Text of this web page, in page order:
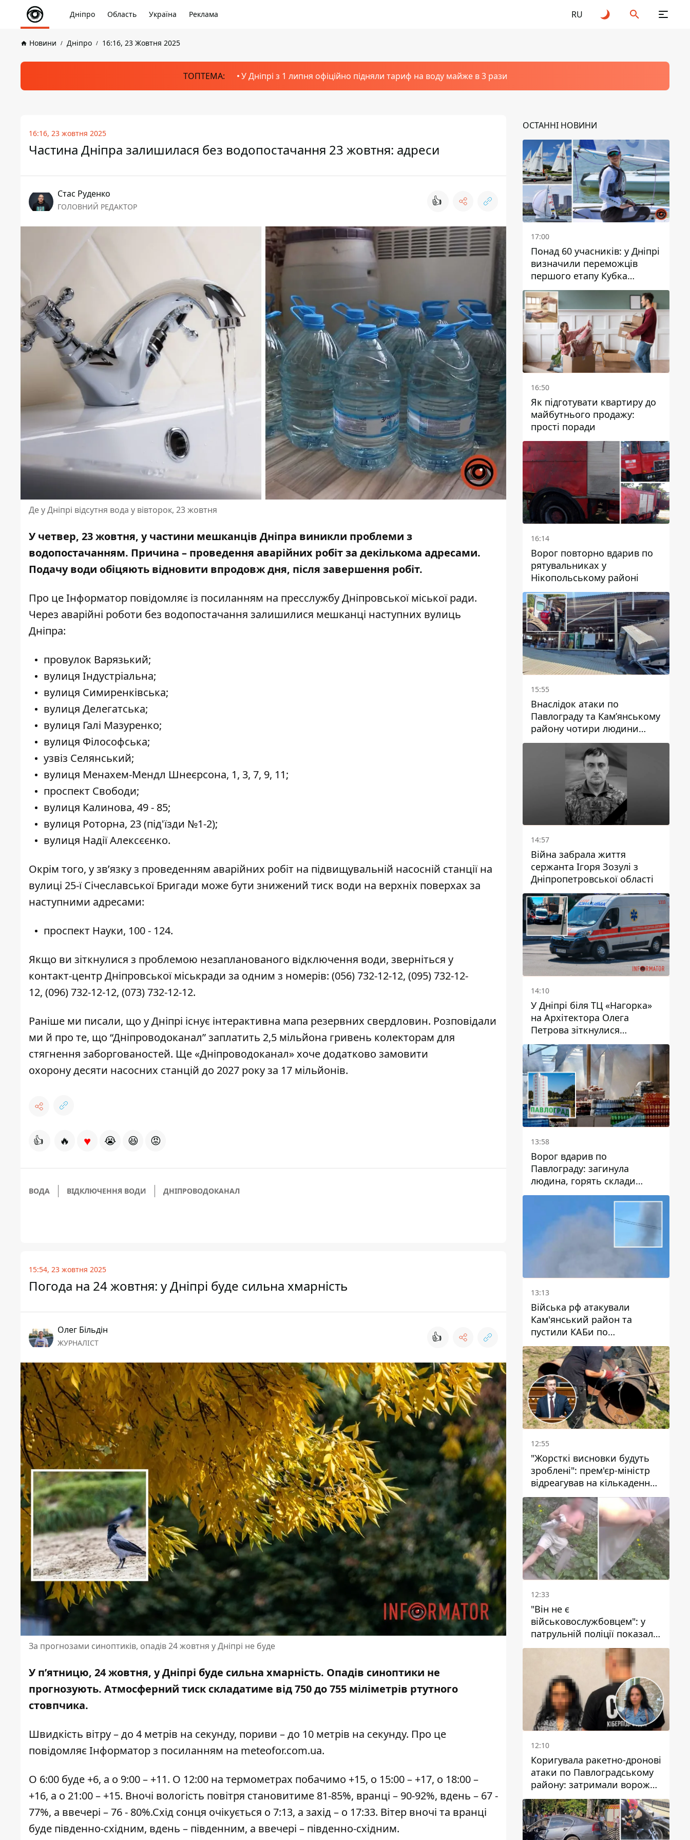
Дніпро Область Україна Реклама RU
Новини Дніпро 16:16, 23 Жовтня 2025
ТОПТЕМА: У Дніпрі з 1 липня офіційно підняли тариф на воду майже в 3 рази
16:16, 23 жовтня 2025
Частина Дніпра залишилася без водопостачання 23 жовтня: адреси
Стас Руденко
ГОЛОВНИЙ РЕДАКТОР 👍
Де у Дніпрі відсутня вода у вівторок, 23 жовтня
У четвер, 23 жовтня, у частини мешканців Дніпра виникли проблеми з
водопостачанням. Причина – проведення аварійних робіт за декількома адресами.
Подачу води обіцяють відновити впродовж дня, після завершення робіт.
Про це Інформатор повідомляє із посиланням на пресслужбу Дніпровської міської ради.
Через аварійні роботи без водопостачання залишилися мешканці наступних вулиць
Дніпра:
провулок Варязький;
вулиця Індустріальна;
вулиця Симиренківська;
вулиця Делегатська;
вулиця Галі Мазуренко;
вулиця Філософська;
узвіз Селянський;
вулиця Менахем-Мендл Шнеєрсона, 1, 3, 7, 9, 11;
проспект Свободи;
вулиця Калинова, 49 - 85;
вулиця Роторна, 23 (під'їзди №1-2);
вулиця Надії Алексєєнко.
Окрім того, у зв’язку з проведенням аварійних робіт на підвищувальній насосній станції на
вулиці 25-ї Січеславської Бригади може бути знижений тиск води на верхніх поверхах за
наступними адресами:
проспект Науки, 100 - 124.
Якщо ви зіткнулися з проблемою незапланованого відключення води, зверніться у
контакт-центр Дніпровської міськради за одним з номерів: (056) 732-12-12, (095) 732-12-
12, (096) 732-12-12, (073) 732-12-12.
Раніше ми писали, що у Дніпрі існує інтерактивна мапа резервних свердловин. Розповідали
ми й про те, що “Дніпроводоканал”заплатить 2,5 мільйона гривень колекторам для
стягнення заборгованостей. Ще «Дніпроводоканал»хоче додатково замовити
охоронудесяти насосних станцій до 2027 року за 17 мільйонів.
👍 🔥 ♥ 😭 😆 😡
ВОДА ВІДКЛЮЧЕННЯ ВОДИ ДНІПРОВОДОКАНАЛ
15:54, 23 жовтня 2025
Погода на 24 жовтня: у Дніпрі буде сильна хмарність
Олег Більдін
ЖУРНАЛІСТ 👍
За прогнозами синоптиків, опадів 24 жовтня у Дніпрі не буде
У п’ятницю, 24 жовтня, у Дніпрі буде сильна хмарність. Опадів синоптики не
прогнозують. Атмосферний тиск складатиме від 750 до 755 міліметрів ртутного
стовпчика.
Швидкість вітру – до 4 метрів на секунду, пориви – до 10 метрів на секунду. Про це
повідомляє Інформатор з посиланням на meteofor.com.ua.
О 6:00 буде +6, а о 9:00 – +11. О 12:00 на термометрах побачимо +15, о 15:00 – +17, о 18:00 –
+16, а о 21:00 – +15. Вночі вологість повітря становитиме 81-85%, вранці – 90-92%, вдень – 67 -
77%, а ввечері – 76 - 80%.Схід сонця очікується о 7:13, а захід – о 17:33. Вітер вночі та вранці
буде південно-східним, вдень – південним, а ввечері – південно-східним.
ОСТАННІ НОВИНИ
17:00
Понад 60 учасників: у Дніпрі
визначили переможців
першого етапу Кубка
України з вітрильного
спорту
16:50
Як підготувати квартиру до
майбутнього продажу:
прості поради
16:14
Ворог повторно вдарив по
рятувальниках у
Нікопольському районі
15:55
Внаслідок атаки по
Павлограду та Кам’янському
району чотири людини
загинули, семеро зазнали
поранень
14:57
Війна забрала життя
сержанта Ігоря Зозулі з
Дніпропетровської області
14:10
У Дніпрі біля ТЦ «Нагорка»
на Архітектора Олега
Петрова зіткнулися
«швидка» та Toyota: трамваї
№5 затримуються
13:58
Ворог вдарив по
Павлограду: загинула
людина, горять склади
логістичних компаній та
13:13
Війська рф атакували
Кам'янський район та
пустили КАБи по
Павлограду: постраждав
чоловік, в небо здіймається
стовп диму
12:55
"Жорсткі висновки будуть
зроблені": прем'єр-міністр
відреагував на кількаденну
відсутність води у Марганці
12:33
"Він не є
військовослужбовцем": у
патрульній поліції показали
відео конфлікту з чоловіком
без ноги на проспекті Поля
12:10
Коригувала ракетно-дронові
атаки по Павлоградському
району: затримали ворожу
агентку